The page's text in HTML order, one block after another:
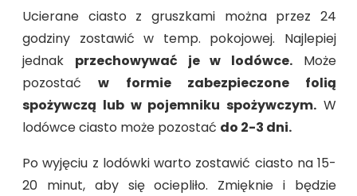
Ucierane ciasto z gruszkami można przez 24
godziny zostawić w temp. pokojowej. Najlepiej
jednak przechowywać je w lodówce. Może
pozostaćw formie zabezpieczone folią
spożywczą lub w pojemniku spożywczym. W
lodówce ciasto może pozostać do 2-3 dni.
Po wyjęciu z lodówki warto zostawić ciasto na 15-
20 minut, aby się ociepliło. Zmięknie i będzie